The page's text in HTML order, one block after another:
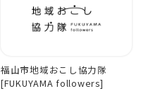
福山市地域おこし協力隊
[FUKUYAMA followers]